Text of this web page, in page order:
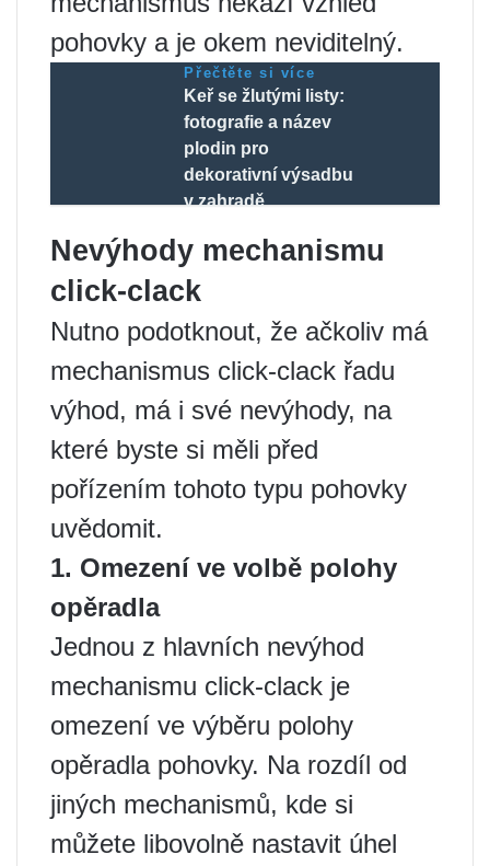
pohovky a je okem neviditelný.
Přečtěte si více
Keř se žlutými listy:
fotografie a název
plodin pro
dekorativní výsadbu
v zahradě
Nevýhody mechanismu
click-clack
Nutno podotknout, že ačkoliv má
mechanismus click-clack řadu
výhod, má i své nevýhody, na
které byste si měli před
pořízením tohoto typu pohovky
uvědomit.
1. Omezení ve volbě polohy
opěradla
Jednou z hlavních nevýhod
mechanismu click-clack je
omezení ve výběru polohy
opěradla pohovky. Na rozdíl od
jiných mechanismů, kde si
můžete libovolně nastavit úhel